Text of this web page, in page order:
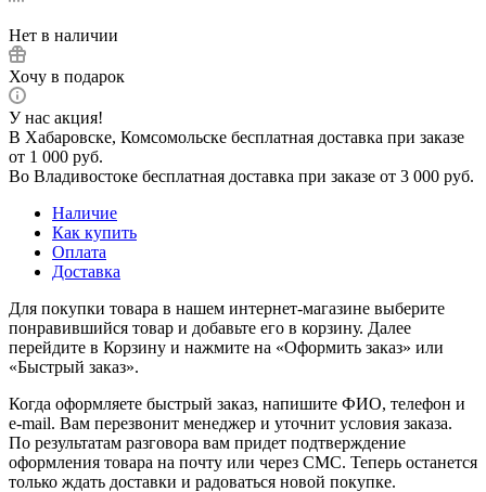
Нет в наличии
Хочу в подарок
У нас акция!
В Хабаровске, Комсомольске бесплатная доставка при заказе
от 1 000 руб.
Во Владивостоке бесплатная доставка при заказе от 3 000 руб.
Наличие
Как купить
Оплата
Доставка
Для покупки товара в нашем интернет-магазине выберите
понравившийся товар и добавьте его в корзину. Далее
перейдите в Корзину и нажмите на «Оформить заказ» или
«Быстрый заказ».
Когда оформляете быстрый заказ, напишите ФИО, телефон и
e-mail. Вам перезвонит менеджер и уточнит условия заказа.
По результатам разговора вам придет подтверждение
оформления товара на почту или через СМС. Теперь останется
только ждать доставки и радоваться новой покупке.